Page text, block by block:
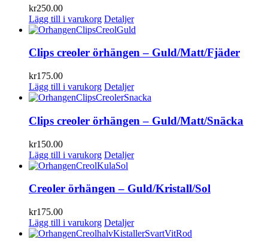
kr250.00
Lägg till i varukorg Detaljer
Clips creoler örhängen – Guld/Matt/Fjäder
kr175.00
Lägg till i varukorg Detaljer
Clips creoler örhängen – Guld/Matt/Snäcka
kr150.00
Lägg till i varukorg Detaljer
Creoler örhängen – Guld/Kristall/Sol
kr175.00
Lägg till i varukorg Detaljer